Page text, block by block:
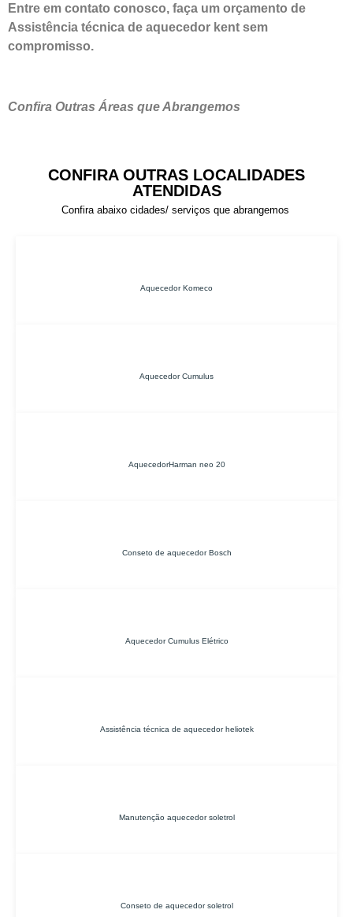
Entre em contato conosco, faça um orçamento de
Assistência técnica de aquecedor kent sem
compromisso.
Confira Outras Áreas que Abrangemos
CONFIRA OUTRAS LOCALIDADES
ATENDIDAS
Confira abaixo cidades/ serviços que abrangemos
Aquecedor Komeco
Aquecedor Cumulus
AquecedorHarman neo 20
Conseto de aquecedor Bosch
Aquecedor Cumulus Elétrico
Assistência técnica de aquecedor heliotek
Manutenção aquecedor soletrol
Conseto de aquecedor soletrol